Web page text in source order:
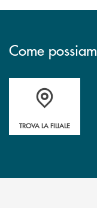
Come
Accedi all' elenco
TROVA LA FILIALE